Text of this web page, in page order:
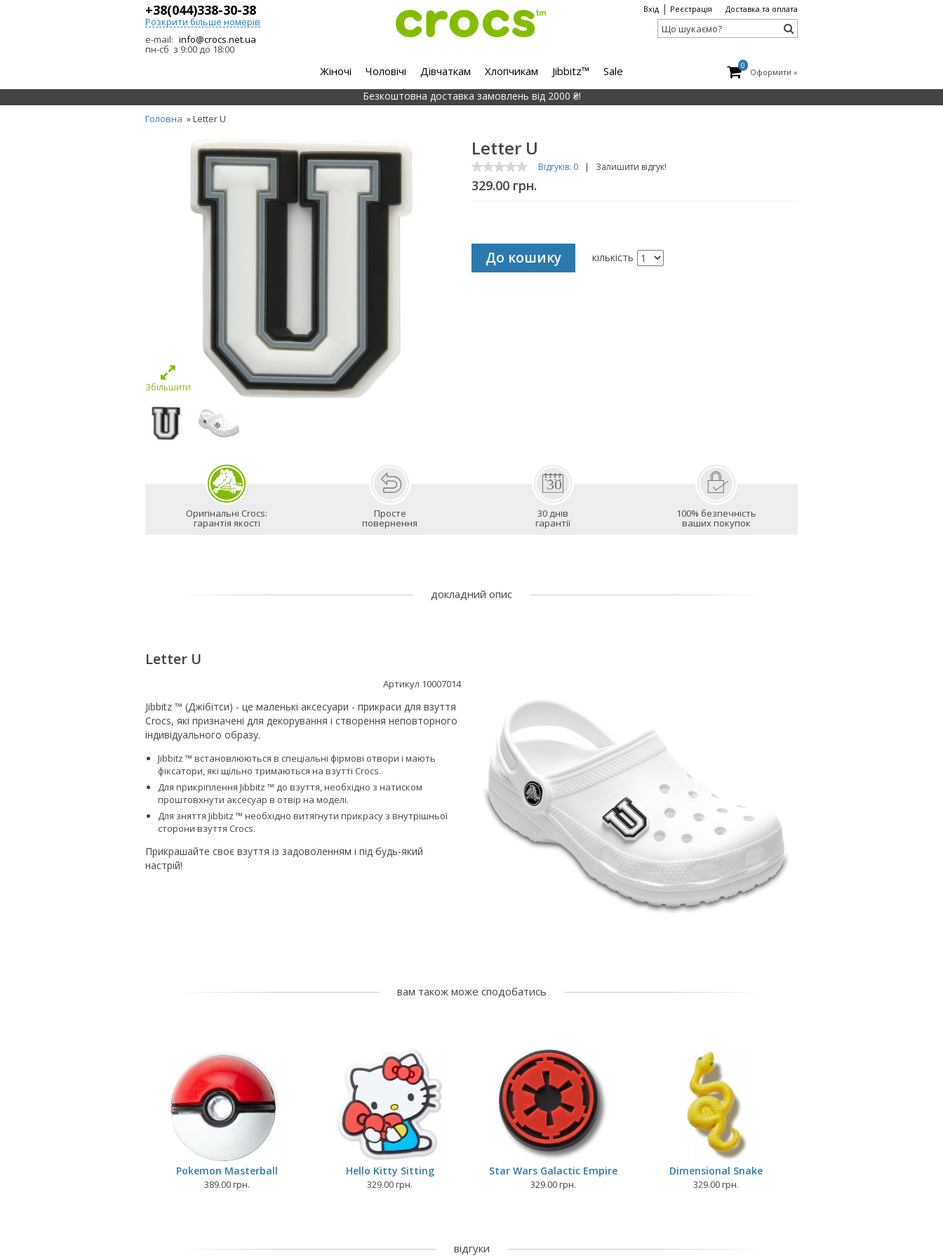
+38(044)338-30-38
Розкрити більше номерів
e-mail: info@crocs.net.ua
пн-сб з 9:00 до 18:00
Вхід| Реєстрація Доставка та оплата
0
Оформити »
Жіночі Чоловічі Дівчаткам Хлопчикам Jibbitz™ Sale
Безкоштовна доставка замовлень від 2000 ₴!
Головна » Letter U
Збільшити
Letter U
Відгуків: 0 | Залишити відгук!
329.00 грн.
До кошику кількість
Оригінальні Crocs:
гарантія якості
Просте
повернення
30 днів
гарантії
100% безпечність
ваших покупок
докладний опис
Letter U
Артикул 10007014
Jibbitz ™ (Джібітси) - це маленькі аксесуари - прикраси для взуття
Crocs, які призначені для декорування і створення неповторного
індивідуального образу.
Jibbitz ™ встановлюються в спеціальні фірмові отвори і мають
фіксатори, які щільно тримаються на взутті Сrocs.
Для прикріплення Jibbitz ™ до взуття, необхідно з натиском
проштовхнути аксесуар в отвір на моделі.
Для зняття Jibbitz ™ необхідно витягнути прикрасу з внутрішньої
сторони взуття Сrocs.
Прикрашайте своє взуття із задоволенням і під будь-який
настрій!
вам також може сподобатись
Pokemon Masterball
389.00 грн.
Hello Kitty Sitting
329.00 грн.
Star Wars Galactic Empire
329.00 грн.
Dimensional Snake
329.00 грн.
відгуки